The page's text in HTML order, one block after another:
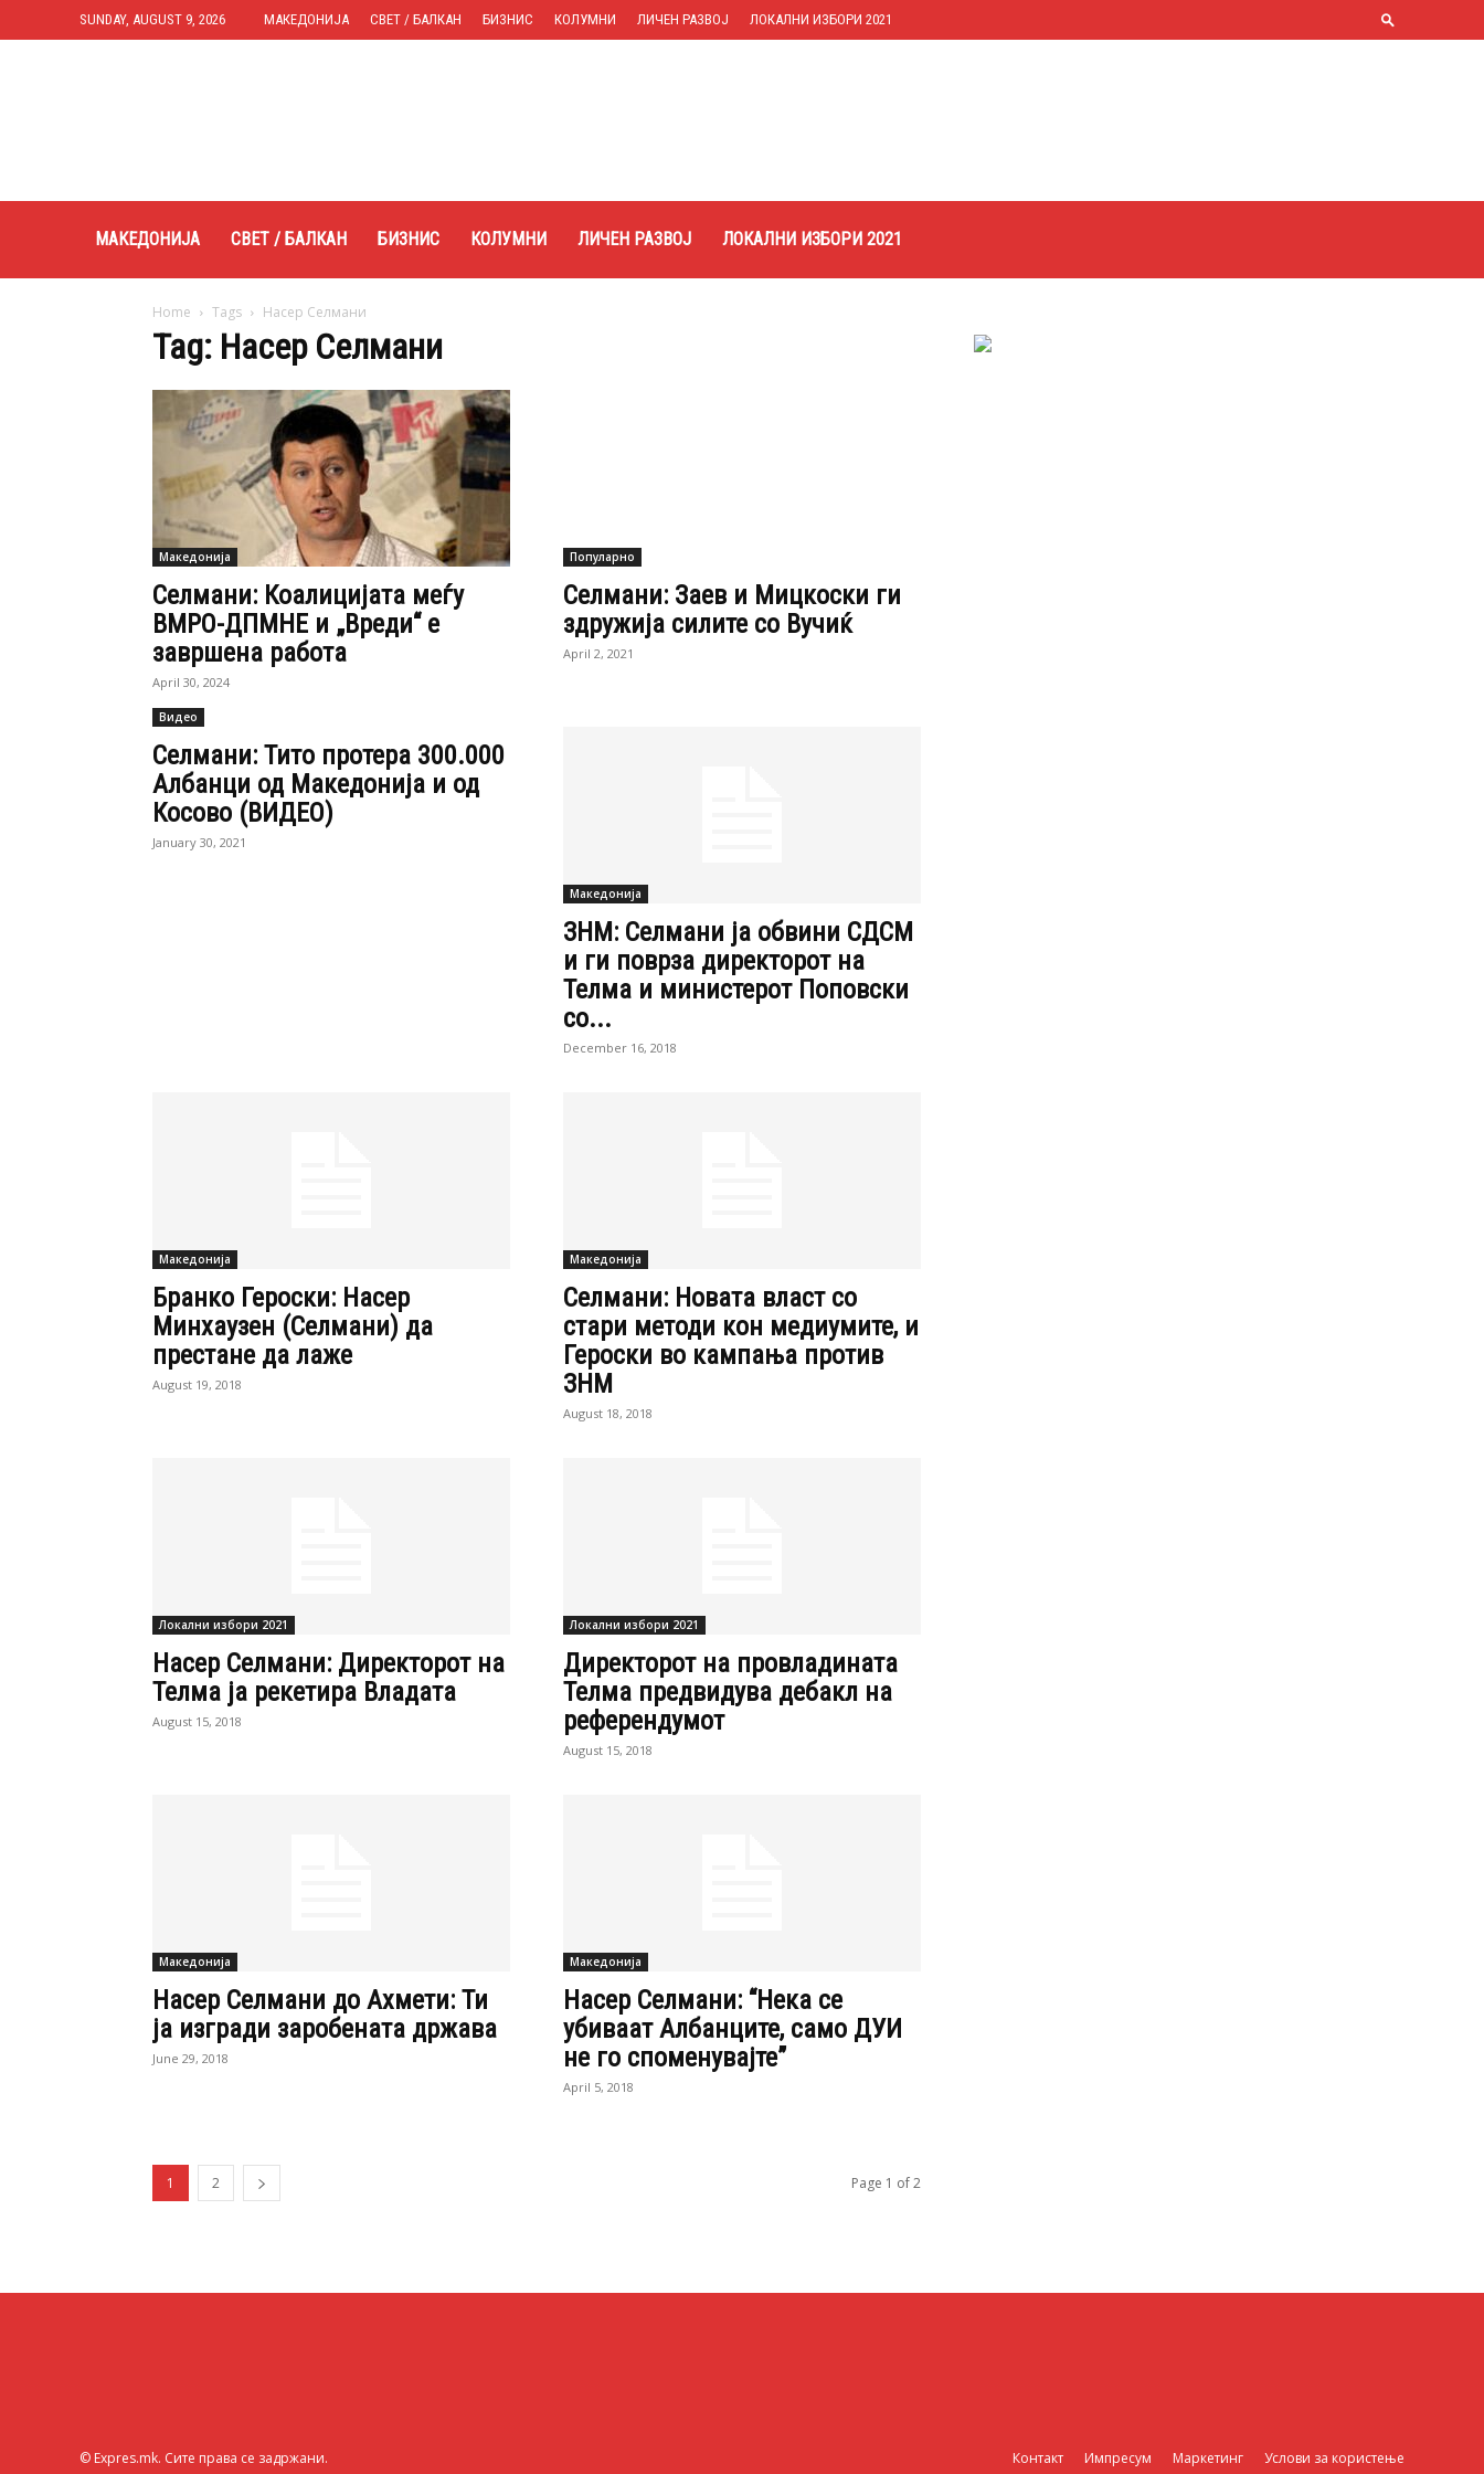
SUNDAY, AUGUST 9, 2026 МАКЕДОНИЈА СВЕТ / БАЛКАН БИЗНИС КОЛУМНИ ЛИЧЕН РАЗВОЈ ЛОКАЛНИ ИЗБОРИ 2021
МАКЕДОНИЈА СВЕТ / БАЛКАН БИЗНИС КОЛУМНИ ЛИЧЕН РАЗВОЈ ЛОКАЛНИ ИЗБОРИ 2021
Home Tags Насер Селмани
Tag: Насер Селмани
Македонија
Селмани: Коалицијата меѓу
ВМРО-ДПМНЕ и „Вреди“ е
завршена работа
April 30, 2024
Видео
Селмани: Тито протера 300.000
Албанци од Македонија и од
Косово (ВИДЕО)
January 30, 2021
Македонија
ЗНМ: Селмани ја обвини СДСМ
и ги поврза директорот на
Телма и министерот Поповски
со...
December 16, 2018
Македонија
Бранко Героски: Насер
Минхаузен (Селмани) да
престане да лаже
August 19, 2018
Македонија
Селмани: Новата власт со
стари методи кон медиумите, и
Героски во кампања против
ЗНМ
August 18, 2018
Локални избори 2021
Насер Селмани: Директорот на
Телма ја рекетира Владата
August 15, 2018
Локални избори 2021
Директорот на провладината
Телма предвидува дебакл на
референдумот
August 15, 2018
Македонија
Насер Селмани до Ахмети: Ти
ја изгради заробената држава
June 29, 2018
Македонија
Насер Селмани: “Нека се
убиваат Албанците, само ДУИ
не го споменувајте”
April 5, 2018
1 2 Page 1 of 2
Контакт Импресум Маркетинг Услови за користење
© Expres.mk. Сите права се задржани.